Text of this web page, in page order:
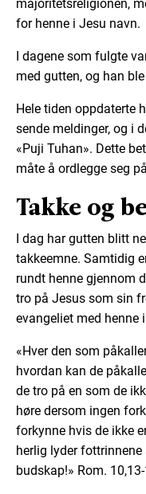
majoritetsreligionen,
for henne i Jesu navn.
I dagene som fulgte
med gutten, og han
Hele tiden oppdaterte
sende meldinger, og i
«Puji Tuhan». Dette
måte å ordlegge seg
Takke og be
I dag har gutten blitt
takkeemne. Samtidig
rundt henne gjennom
tro på Jesus som sin
evangeliet med henne
«Hver den som
hvordan kan de
de tro på en som de
høre dersom ingen
forkynne hvis de ikke
herlig lyder
budskap!» Rom.